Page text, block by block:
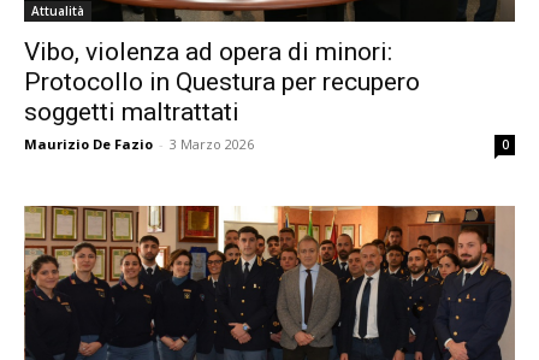
Attualità
Vibo, violenza ad opera di minori:
Protocollo in Questura per recupero
soggetti maltrattati
Maurizio De Fazio - 3 Marzo 2026 0